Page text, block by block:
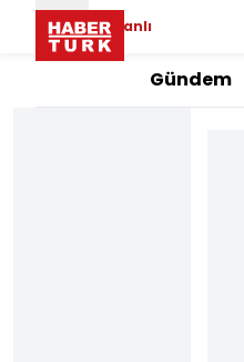
Canlı
Gündem